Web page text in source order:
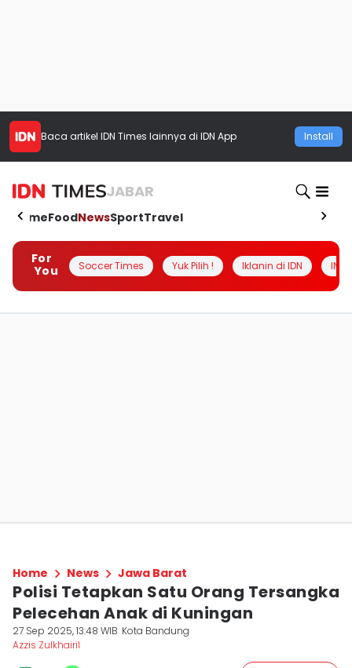
Baca artikel IDN Times lainnya di IDN App Install
JABAR
HomeFoodNewsSportTravel
For
You
Soccer Times Yuk Pilih ! Iklanin di IDN
Home News Jawa Barat
Polisi Tetapkan Satu Orang Tersangka
Pelecehan Anak di Kuningan
27 Sep 2025, 13:48 WIB Kota Bandung
Azzis Zulkhairil